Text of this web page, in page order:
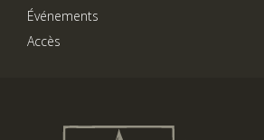
Événements
Accès